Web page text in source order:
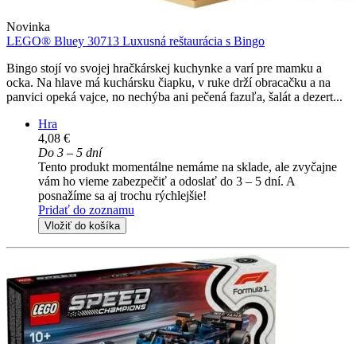
Novinka
LEGO® Bluey 30713 Luxusná reštaurácia s Bingo
Bingo stojí vo svojej hračkárskej kuchynke a varí pre mamku a
ocka. Na hlave má kuchársku čiapku, v ruke drží obracačku a na
panvici opeká vajce, no nechýba ani pečená fazuľa, šalát a dezert...
Hra
4,08 €
Do 3 – 5 dní
Tento produkt momentálne nemáme na sklade, ale zvyčajne
vám ho vieme zabezpečiť a odoslať do 3 – 5 dní. A
posnažíme sa aj trochu rýchlejšie!
Pridať do zoznamu
Vložiť do košíka